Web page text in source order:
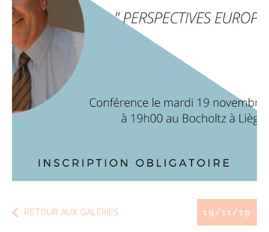
RETOUR AUX GALERIES 19/11/19